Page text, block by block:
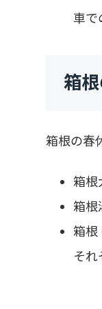
車で
箱
箱根の春
箱根
箱根
箱根
それ